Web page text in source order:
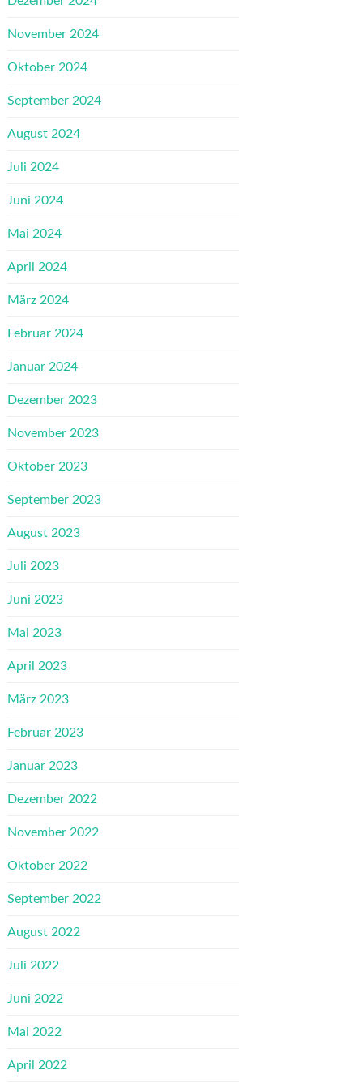
November 2024
Oktober 2024
September 2024
August 2024
Juli 2024
Juni 2024
Mai 2024
April 2024
März 2024
Februar 2024
Januar 2024
Dezember 2023
November 2023
Oktober 2023
September 2023
August 2023
Juli 2023
Juni 2023
Mai 2023
April 2023
März 2023
Februar 2023
Januar 2023
Dezember 2022
November 2022
Oktober 2022
September 2022
August 2022
Juli 2022
Juni 2022
Mai 2022
April 2022